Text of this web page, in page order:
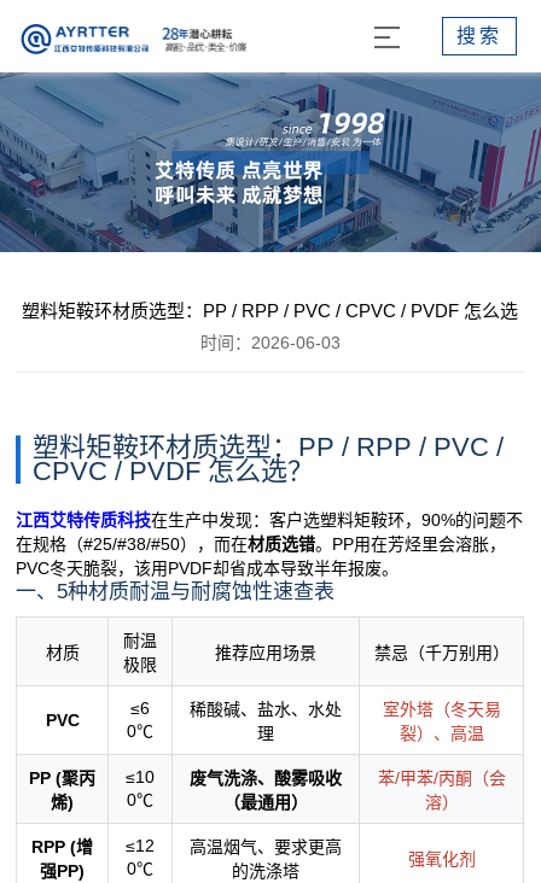
搜索
塑料矩鞍环材质选型：PP / RPP / PVC / CPVC / PVDF 怎么选
时间：2026-06-03
塑料矩鞍环材质选型：PP / RPP / PVC /
CPVC / PVDF 怎么选？
江西艾特传质科技在生产中发现：客户选塑料矩鞍环，90%的问题不
在规格（#25/#38/#50），而在材质选错。PP用在芳烃里会溶胀，
PVC冬天脆裂，该用PVDF却省成本导致半年报废。
一、5种材质耐温与耐腐蚀性速查表
材质
耐温
极限
推荐应用场景 禁忌（千万别用）
PVC
≤6
0℃
稀酸碱、盐水、水处
理
室外塔（冬天易
裂）、高温
PP (聚丙
烯)
≤10
0℃
废气洗涤、酸雾吸收
（最通用）
苯/甲苯/丙酮（会
溶）
RPP (增
强PP)
≤12
0℃
高温烟气、要求更高
的洗涤塔
强氧化剂